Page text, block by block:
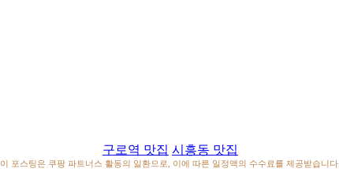
구로역 맛집 시흥동 맛집
이 포스팅은 쿠팡 파트너스 활동의 일환으로, 이에 따른 일정액의 수수료를 제공받습니다.